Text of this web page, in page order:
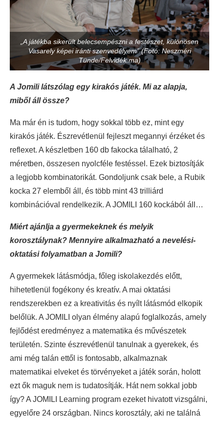
„A játékba sikerült belecsempészni a festészet, különösen
Vasarely képei iránti szenvedélyem” (Fotó: Neszméri
Tünde/Felvidék.ma)
A Jomili látszólag egy kirakós játék. Mi az alapja,
miből áll össze?
Ma már én is tudom, hogy sokkal több ez, mint egy
kirakós játék. Észrevétlenül fejleszt megannyi érzéket és
reflexet. A készletben 160 db fakocka tálalható, 2
méretben, összesen nyolcféle festéssel. Ezek biztosítják
a legjobb kombinatorikát. Gondoljunk csak bele, a Rubik
kocka 27 elemből áll, és több mint 43 trilliárd
kombinációval rendelkezik. A JOMILI 160 kockából áll…
Miért ajánlja a gyermekeknek és melyik
korosztálynak? Mennyire alkalmazható a nevelési-
oktatási folyamatban a Jomili?
A gyermekek látásmódja, főleg iskolakezdés előtt,
hihetetlenül fogékony és kreatív. A mai oktatási
rendszerekben ez a kreativitás és nyílt látásmód elkopik
belőlük. A JOMILI olyan élmény alapú foglalkozás, amely
fejlődést eredményez a matematika és művészetek
területén. Szinte észrevétlenül tanulnak a gyerekek, és
ami még talán ettől is fontosabb, alkalmaznak
matematikai elveket és törvényeket a játék során, holott
ezt ők maguk nem is tudatosítják. Hát nem sokkal jobb
így? A JOMILI Learning program ezeket hivatott vizsgálni,
egyelőre 24 országban. Nincs korosztály, aki ne találná